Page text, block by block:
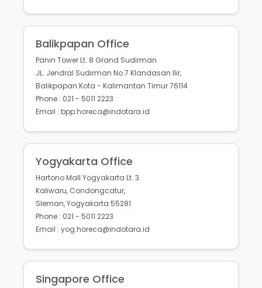
Balikpapan Office
Panin Tower Lt. 8 Grand Sudirman
JL. Jendral Sudirman No.7 Klandasan Ilir,
Balikpapan Kota - Kalimantan Timur 76114
Phone : 021 - 5011 2223
Email : bpp.horeca@indotara.id
Yogyakarta Office
Hartono Mall Yogyakarta Lt. 3
Kaliwaru, Condongcatur,
Sleman, Yogyakarta 55281
Phone : 021 - 5011 2223
Email : yog.horeca@indotara.id
Singapore Office